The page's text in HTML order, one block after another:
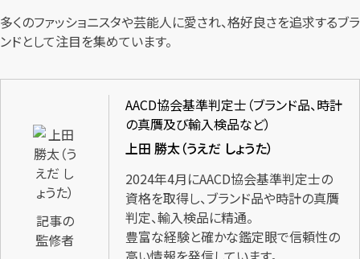
多くのファッショニスタや芸能人に愛され、格好良さを追求するブラ
ンドとして注目を集めています。
記事の
監修者
AACD協会基準判定士（ブランド品、時計
の真贋及び輸入検品など）
上田 勝太（うえだ しょうた）
2024年4月にAACD協会基準判定士の
資格を取得し、ブランド品や時計の真贋
判定、輸入検品に精通。
豊富な経験と確かな鑑定眼で信頼性の